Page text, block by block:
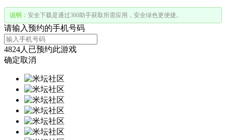
说明： 安全下载是通过360助手获取所需应用，安全绿色更便捷。
请输入预约的手机号码
4824人已预约此游戏
确定取消